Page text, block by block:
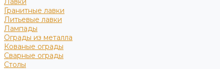
Гранитные лавки
Литьевые лавки
Лампады
Ограды из металла
Кованые ограды
Сварные ограды
Столы